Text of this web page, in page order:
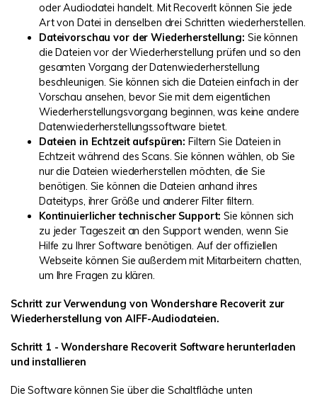
oder Audiodatei handelt. Mit RecoverIt können Sie jede
Art von Datei in denselben drei Schritten wiederherstellen.
Dateivorschau vor der Wiederherstellung: Sie können
die Dateien vor der Wiederherstellung prüfen und so den
gesamten Vorgang der Datenwiederherstellung
beschleunigen. Sie können sich die Dateien einfach in der
Vorschau ansehen, bevor Sie mit dem eigentlichen
Wiederherstellungsvorgang beginnen, was keine andere
Datenwiederherstellungssoftware bietet.
Dateien in Echtzeit aufspüren: Filtern Sie Dateien in
Echtzeit während des Scans. Sie können wählen, ob Sie
nur die Dateien wiederherstellen möchten, die Sie
benötigen. Sie können die Dateien anhand ihres
Dateityps, ihrer Größe und anderer Filter filtern.
Kontinuierlicher technischer Support: Sie können sich
zu jeder Tageszeit an den Support wenden, wenn Sie
Hilfe zu Ihrer Software benötigen. Auf der offiziellen
Webseite können Sie außerdem mit Mitarbeitern chatten,
um Ihre Fragen zu klären.
Schritt zur Verwendung von Wondershare Recoverit zur
Wiederherstellung von AIFF-Audiodateien.
Schritt 1 - Wondershare Recoverit Software herunterladen
und installieren
Die Software können Sie über die Schaltfläche unten